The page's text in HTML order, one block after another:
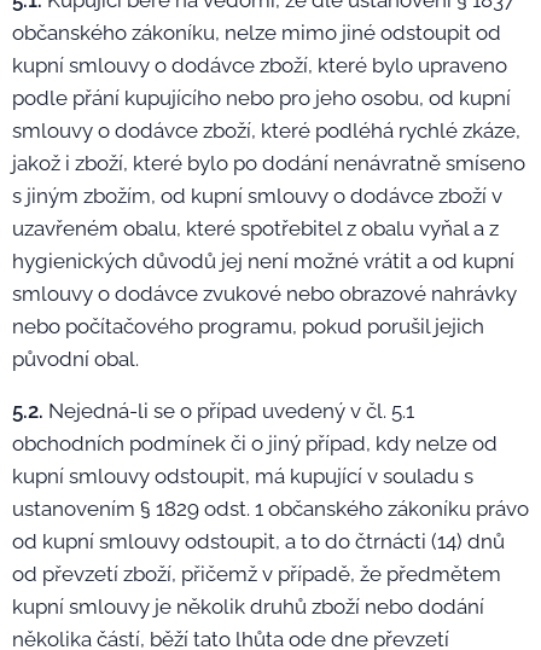
občanského zákoníku, nelze mimo jiné odstoupit od
kupní smlouvy o dodávce zboží, které bylo upraveno
podle přání kupujícího nebo pro jeho osobu, od kupní
smlouvy o dodávce zboží, které podléhá rychlé zkáze,
jakož i zboží, které bylo po dodání nenávratně smíseno
s jiným zbožím, od kupní smlouvy o dodávce zboží v
uzavřeném obalu, které spotřebitel z obalu vyňal a z
hygienických důvodů jej není možné vrátit a od kupní
smlouvy o dodávce zvukové nebo obrazové nahrávky
nebo počítačového programu, pokud porušil jejich
původní obal.
5.2. Nejedná-li se o případ uvedený v čl. 5.1
obchodních podmínek či o jiný případ, kdy nelze od
kupní smlouvy odstoupit, má kupující v souladu s
ustanovením § 1829 odst. 1 občanského zákoníku právo
od kupní smlouvy odstoupit, a to do čtrnácti (14) dnů
od převzetí zboží, přičemž v případě, že předmětem
kupní smlouvy je několik druhů zboží nebo dodání
několika částí, běží tato lhůta ode dne převzetí